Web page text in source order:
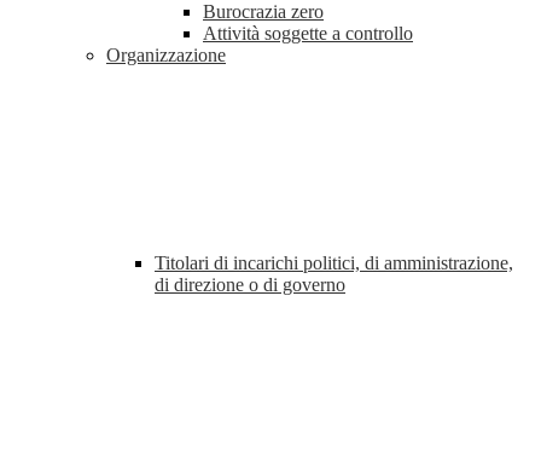
Burocrazia zero
Attività soggette a controllo
Organizzazione
Titolari di incarichi politici, di amministrazione,
di direzione o di governo